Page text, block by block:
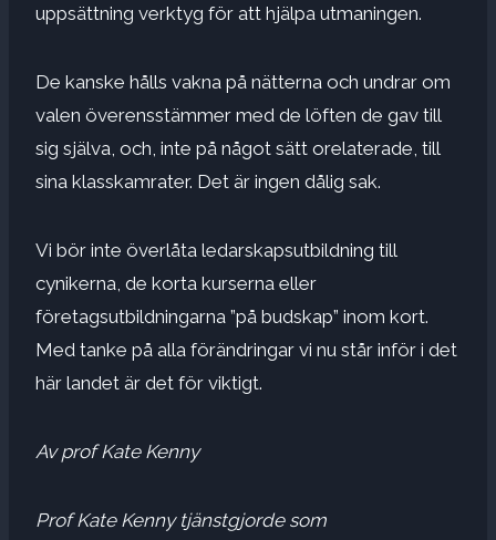
uppsättning verktyg för att hjälpa utmaningen.
De kanske hålls vakna på nätterna och undrar om
valen överensstämmer med de löften de gav till
sig själva, och, inte på något sätt orelaterade, till
sina klasskamrater. Det är ingen dålig sak.
Vi bör inte överlåta ledarskapsutbildning till
cynikerna, de korta kurserna eller
företagsutbildningarna ”på budskap” inom kort.
Med tanke på alla förändringar vi nu står inför i det
här landet är det för viktigt.
Av prof Kate Kenny
Prof Kate Kenny tjänstgjorde som